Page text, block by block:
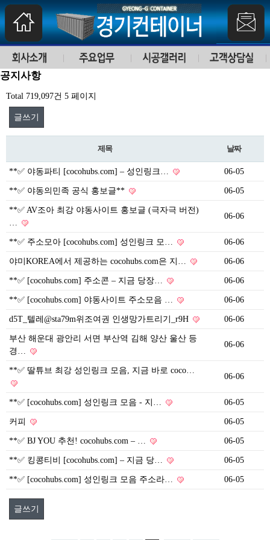
공지사항
Total 719,097건 5 페이지
글쓰기
제목 날짜
**✅ 야동파티 [cocohubs.com] – 성인링크… 06-05
**✅ 야동의민족 공식 홍보글** 06-05
**✅ AV조아 최강 야동사이트 홍보글 (극자극 버전)
…
06-06
**✅ 주소모아 [cocohubs.com] 성인링크 모… 06-06
야미KOREA에서 제공하는 cocohubs.com은 지… 06-06
**✅ [cocohubs.com] 주소콘 – 지금 당장… 06-06
**✅ [cocohubs.com] 야동사이트 주소모음 … 06-06
d5T_텔레@sta79m위조여권 인생망가트리기_r9H 06-06
부산 해운대 광안리 서면 부산역 김해 양산 울산 등
경…
06-06
**✅ 딸튜브 최강 성인링크 모음, 지금 바로 coco…
06-06
**✅ [cocohubs.com] 성인링크 모음 - 지… 06-05
커피 06-05
**✅ BJ YOU 추천! cocohubs.com – … 06-05
**✅ 킹콩티비 [cocohubs.com] – 지금 당… 06-05
**✅ [cocohubs.com] 성인링크 모음 주소라… 06-05
글쓰기